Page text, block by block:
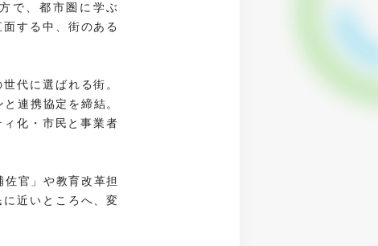
で、都市圏に学ぶ
する中、街のある
代に選ばれる街。
連携協定を締結。
化・市民と事業者
官」や教育改革担
近いところへ、変